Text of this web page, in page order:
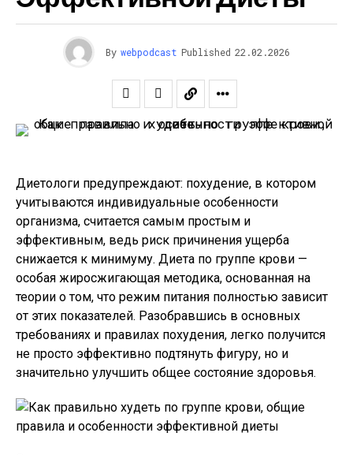
By webpodcast Published 22.02.2026
Диетологи предупреждают: похудение, в котором
учитываются индивидуальные особенности
организма, считается самым простым и
эффективным, ведь риск причинения ущерба
снижается к минимуму. Диета по группе крови —
особая жиросжигающая методика, основанная на
теории о том, что режим питания полностью зависит
от этих показателей. Разобравшись в основных
требованиях и правилах похудения, легко получится
не просто эффективно подтянуть фигуру, но и
значительно улучшить общее состояние здоровья.